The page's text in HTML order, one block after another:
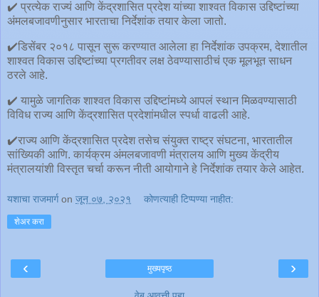
✔️ प्रत्येक राज्यं आणि केंद्रशासित प्रदेश यांच्या शाश्वत विकास उद्दिष्टांच्या
अंमलबजावणीनुसार भारताचा निर्देशांक तयार केला जातो.
✔️डिसेंबर २०१८ पासून सुरू करण्यात आलेला हा निर्देशांक उपक्रम, देशातील
शाश्वत विकास उद्दिष्टांच्या प्रगतीवर लक्ष ठेवण्यासाठीचं एक मूलभूत साधन
ठरले आहे.
✔️ यामुळे जागतिक शाश्वत विकास उद्दिष्टांमध्ये आपलं स्थान मिळवण्यासाठी
विविध राज्य आणि केंद्रशासित प्रदेशांमधील स्पर्धा वाढली आहे.
✔️राज्य आणि केंद्रशासित प्रदेश तसेच संयुक्त राष्ट्र संघटना, भारतातील
सांख्यिकी आणि. कार्यक्रम अंमलबजावणी मंत्रालय आणि मुख्य केंद्रीय
मंत्रालयांशी विस्तृत चर्चा करून नीती आयोगाने हे निर्देशांक तयार केले आहेत.
यशाचा राजमार्ग on जून ०७, २०२१ कोणत्याही टिप्पण्‍या नाहीत:
शेअर करा
‹ ›
मुख्यपृष्ठ